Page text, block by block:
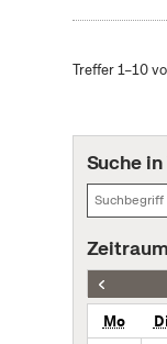
Treffer 1–10
Suche
Mo Di